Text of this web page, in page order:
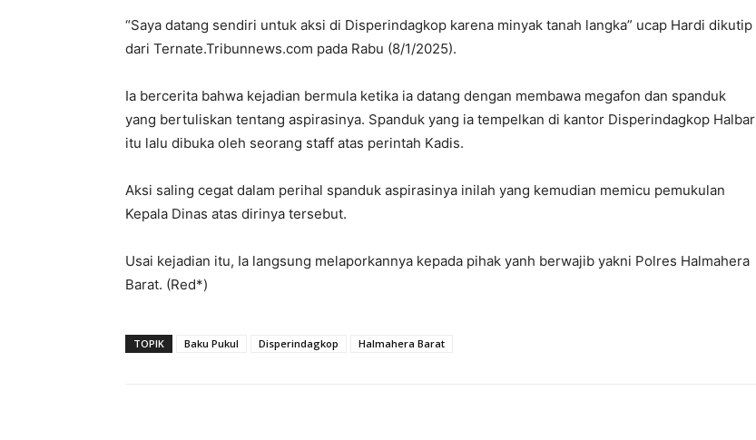
“Saya datang sendiri untuk aksi di Disperindagkop karena minyak tanah langka” ucap Hardi dikutip
dari Ternate.Tribunnews.com pada Rabu (8/1/2025).
Ia bercerita bahwa kejadian bermula ketika ia datang dengan membawa megafon dan spanduk
yang bertuliskan tentang aspirasinya. Spanduk yang ia tempelkan di kantor Disperindagkop Halbar
itu lalu dibuka oleh seorang staff atas perintah Kadis.
Aksi saling cegat dalam perihal spanduk aspirasinya inilah yang kemudian memicu pemukulan
Kepala Dinas atas dirinya tersebut.
Usai kejadian itu, Ia langsung melaporkannya kepada pihak yanh berwajib yakni Polres Halmahera
Barat. (Red*)
TOPIK Baku Pukul Disperindagkop Halmahera Barat